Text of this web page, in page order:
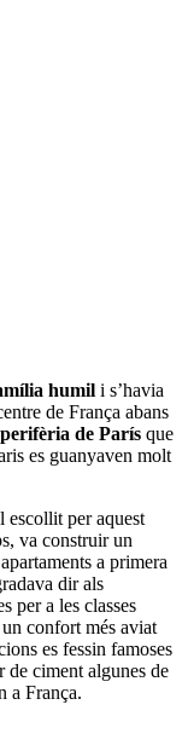
humil i s’havia
de França abans
perifèria de París que
es guanyaven molt
escollit per aquest
va construir un
a primera
dir als
per a les classes
confort més aviat
es fessin famoses
de ciment algunes de
a França.